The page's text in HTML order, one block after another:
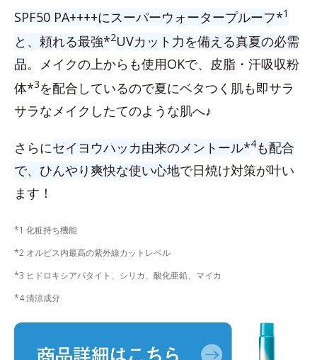
SPF50 PA++++にスーパーウォータープルーフ*1
と、頼れる最強*2UVカット力を備える真夏の必需
品。メイクの上からも使用OKで、皮脂・汗吸収粉
体*3を配合しているので夏にベタつく肌も即サラ
サラなメイクしたてのような肌へ♪
さらにセイヨウハッカ由来のメントール*4も配合
で、ひんやり爽快な使い心地で日焼け対策が叶い
ます！
*1 化粧持ち機能
*2 オルビス内最高の紫外線カットレベル
*3 ヒドロキシアパタイト、シリカ、酸化亜鉛、マイカ
*4 清涼成分